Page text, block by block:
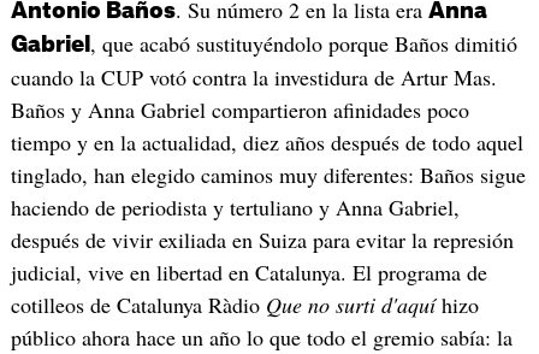
Antonio Baños. Su número 2 en la lista era Anna
Gabriel , que acabó sustituyéndolo porque Baños dimitió
cuando la CUP votó contra la investidura de Artur Mas.
Baños y Anna Gabriel compartieron afinidades poco
tiempo y en la actualidad, diez años después de todo aquel
tinglado, han elegido caminos muy diferentes: Baños sigue
haciendo de periodista y tertuliano y Anna Gabriel,
después de vivir exiliada en Suiza para evitar la represión
judicial, vive en libertad en Catalunya. El programa de
cotilleos de Catalunya Ràdio Que no surti d'aquíhizo
público ahora hace un año lo que todo el gremio sabía: la